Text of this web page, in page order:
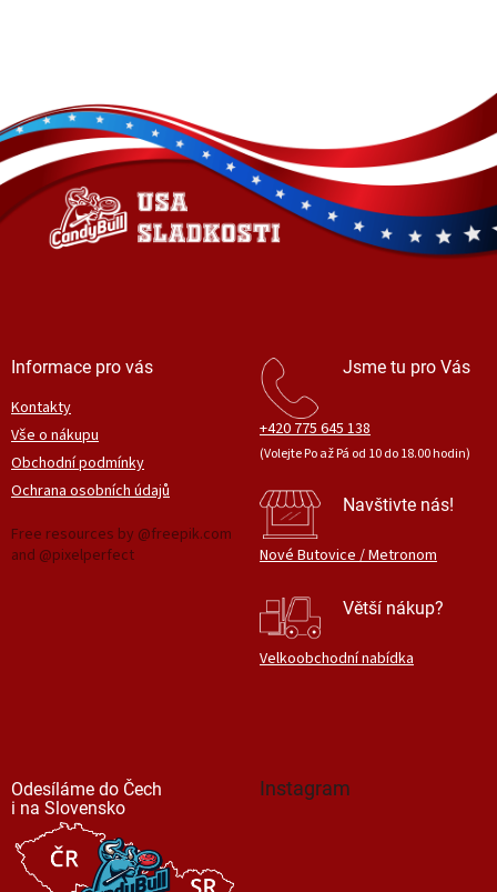
á
p
a
í
Informace pro vás
Kontakty
Vše o nákupu
Obchodní podmínky
Ochrana osobních údajů
Free resources by @freepik.com
and @pixelperfect
Jsme tu pro Vás
+420 775 645 138
(Volejte Po až Pá od 10 do 18.00 hodin)
Navštivte nás!
Nové Butovice / Metronom
Větší nákup?
Velkoobchodní nabídka
Odesíláme do Čech
i na Slovensko
Instagram